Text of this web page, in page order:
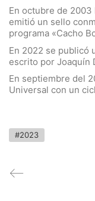
En octubre de
emitió un sello
programa «Cacho
En 2022 se publicó
escrito por Joaquín
En septiembre del
Universal con un
#2023